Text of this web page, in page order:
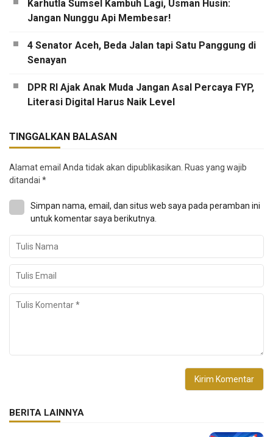
Karhutla Sumsel Kambuh Lagi, Usman Husin:
Jangan Nunggu Api Membesar!
4 Senator Aceh, Beda Jalan tapi Satu Panggung di
Senayan
DPR RI Ajak Anak Muda Jangan Asal Percaya FYP,
Literasi Digital Harus Naik Level
TINGGALKAN BALASAN
Alamat email Anda tidak akan dipublikasikan. Ruas yang wajib
ditandai *
Simpan nama, email, dan situs web saya pada peramban ini
untuk komentar saya berikutnya.
BERITA LAINNYA